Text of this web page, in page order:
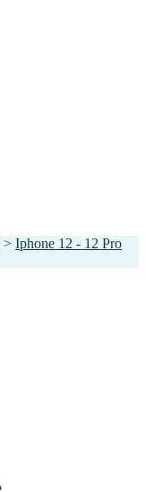
> Iphone 12 - 12 Pro